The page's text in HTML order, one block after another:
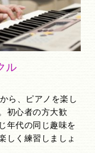
ル
ら、ピアノを楽し
初心者の方大歓
年代の同じ趣味を
しく練習しましょ